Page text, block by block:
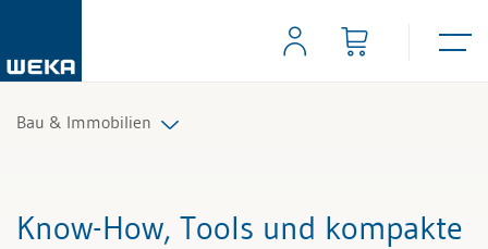
Bau & Immobilien
Know-How, Tools und kompakte